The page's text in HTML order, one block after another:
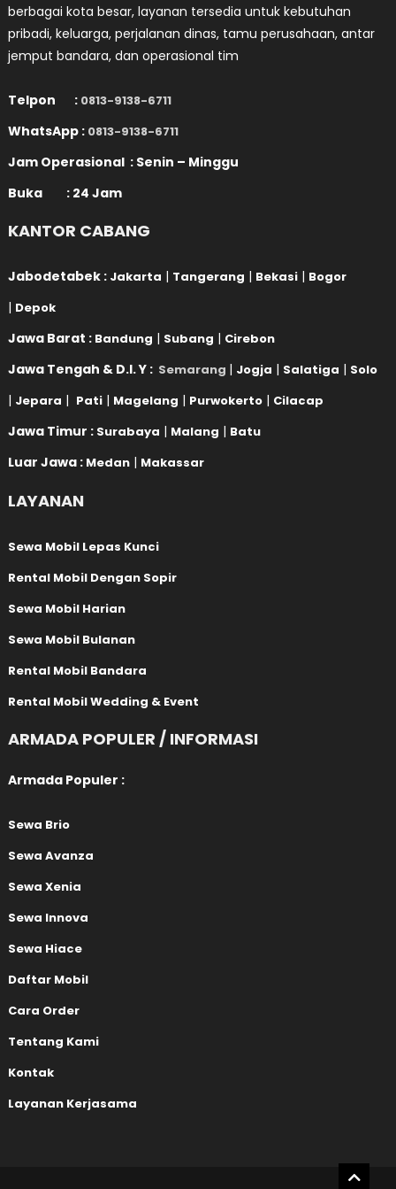
berbagai kota besar, layanan tersedia untuk kebutuhan
pribadi, keluarga, perjalanan dinas, tamu perusahaan, antar
jemput bandara, dan operasional tim
Telpon : 0813-9138-6711
WhatsApp : 0813-9138-6711
Jam Operasional : Senin – Minggu
Buka : 24 Jam
KANTOR CABANG
Jabodetabek : Jakarta | Tangerang | Bekasi | Bogor
| Depok
Jawa Barat : Bandung | Subang | Cirebon
Jawa Tengah & D.I. Y : Semarang | Jogja | Salatiga | Solo
| Jepara | Pati | Magelang | Purwokerto | Cilacap
Jawa Timur : Surabaya | Malang | Batu
Luar Jawa : Medan | Makassar
LAYANAN
Sewa Mobil Lepas Kunci
Rental Mobil Dengan Sopir
Sewa Mobil Harian
Sewa Mobil Bulanan
Rental Mobil Bandara
Rental Mobil Wedding & Event
ARMADA POPULER / INFORMASI
Armada Populer :
Sewa Brio
Sewa Avanza
Sewa Xenia
Sewa Innova
Sewa Hiace
Daftar Mobil
Cara Order
Tentang Kami
Kontak
Layanan Kerjasama